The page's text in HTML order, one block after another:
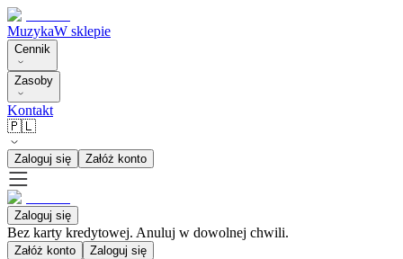
MuzykaW sklepie
Cennik
Zasoby
Kontakt
🇵🇱
Zaloguj się Załóż konto
Zaloguj się
Bez karty kredytowej. Anuluj w dowolnej chwili.
Załóż konto Zaloguj się